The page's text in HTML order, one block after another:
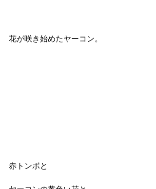
花が咲き始めたヤーコン。
赤トンボと